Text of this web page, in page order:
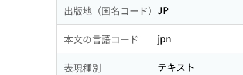
出版地（国名コード） JP
本文の言語コード jpn
表現種別 テキスト